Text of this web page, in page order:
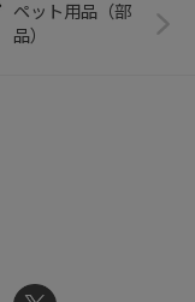
ペット用品（部
品）